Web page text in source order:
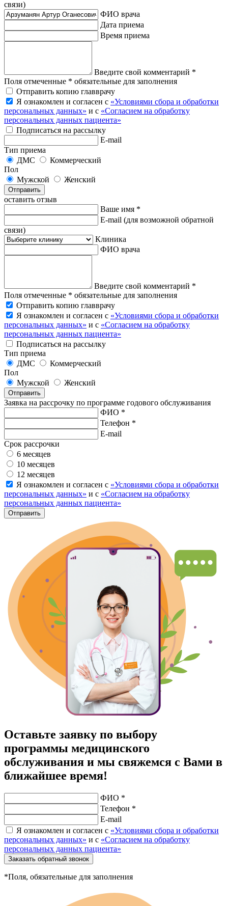
связи)
ФИО врача
Дата приема
Время приема
Введите свой комментарий *
Поля отмеченные * обязательные для заполнения
Отправить копию главврачу
Я ознакомлен и согласен с «Условиями сбора и обработки
персональных данных» и с «Согласием на обработку
персональных данных пациента»
Подписаться на рассылку
E-mail
Тип приема
ДМС
Коммерческий
Пол
Мужской
Женский
Отправить
оставить отзыв
Ваше имя *
E-mail (для возможной обратной
связи)
Клиника
ФИО врача
Введите свой комментарий *
Поля отмеченные * обязательные для заполнения
Отправить копию главврачу
Я ознакомлен и согласен с «Условиями сбора и обработки
персональных данных» и с «Согласием на обработку
персональных данных пациента»
Подписаться на рассылку
Тип приема
ДМС
Коммерческий
Пол
Мужской
Женский
Отправить
Заявка на рассрочку по программе годового обслуживания
ФИО *
Телефон *
E-mail
Срок рассрочки
6 месяцев
10 месяцев
12 месяцев
Я ознакомлен и согласен с «Условиями сбора и обработки
персональных данных» и с «Согласием на обработку
персональных данных пациента»
Отправить
Оставьте заявку по выбору
программы медицинского
обслуживания и мы свяжемся с Вами в
ближайшее время!
ФИО *
Телефон *
E-mail
Я ознакомлен и согласен с «Условиями сбора и обработки
персональных данных» и с «Согласием на обработку
персональных данных пациента»
Заказать обратный звонок
*Поля, обязательные для заполнения